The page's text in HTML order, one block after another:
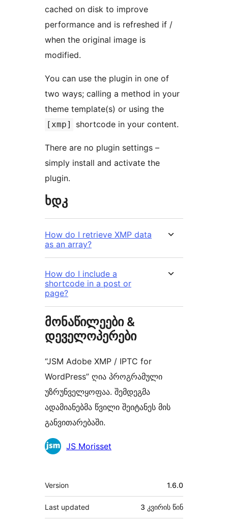
cached on disk to improve
performance and is refreshed if /
when the original image is
modified.
You can use the plugin in one of
two ways; calling a method in your
theme template(s) or using the
[xmp] shortcode in your content.
There are no plugin settings –
simply install and activate the
plugin.
ხდკ
How do I retrieve XMP data
as an array?
How do I include a
shortcode in a post or
page?
მონაწილეები &
დეველოპერები
“JSM Adobe XMP / IPTC for
WordPress” ღია პროგრამული
უზრუნველყოფაა. შემდეგმა
ადამიანებმა წვილი შეიტანეს მის
განვითარებაში.
მონაწილეები
JS Morisset
მეტა
Version 1.6.0
Last updated 3 კვირის წინ